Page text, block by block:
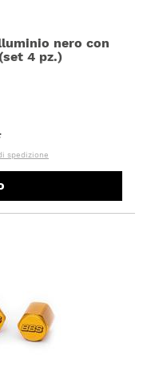
nero con
4 pz.)
spedizione